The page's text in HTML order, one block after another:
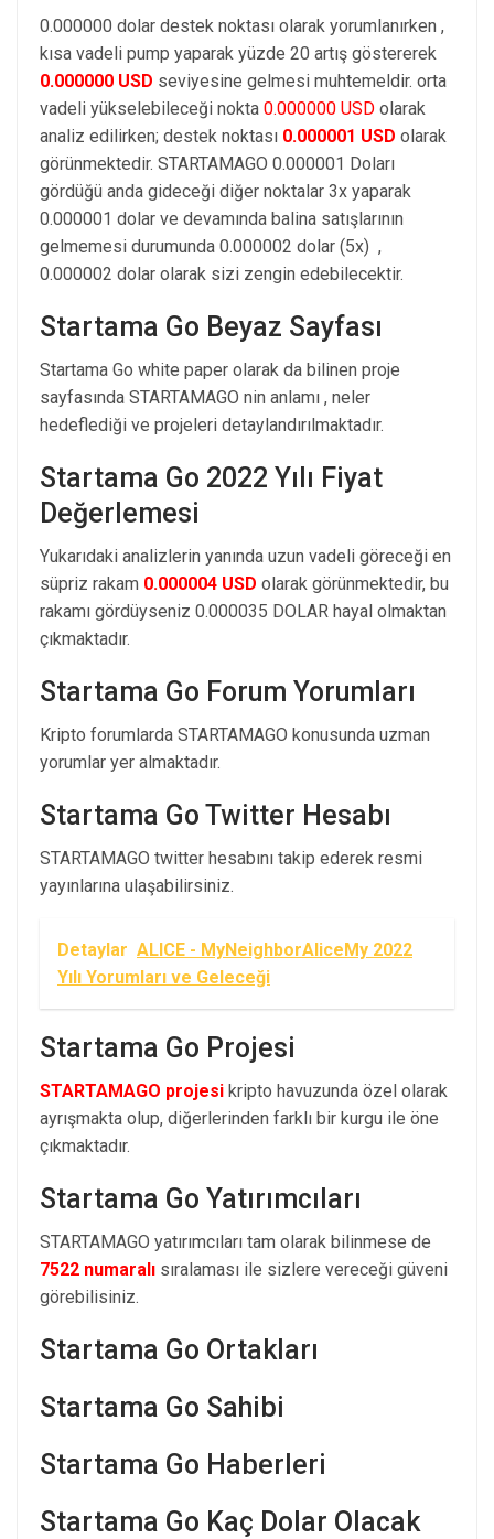
0.000000 dolar destek noktası olarak yorumlanırken ,
kısa vadeli pump yaparak yüzde 20 artış göstererek
0.000000 USD seviyesine gelmesi muhtemeldir. orta
vadeli yükselebileceği nokta 0.000000 USD olarak
analiz edilirken; destek noktası 0.000001 USD olarak
görünmektedir. STARTAMAGO 0.000001 Doları
gördüğü anda gideceği diğer noktalar 3x yaparak
0.000001 dolar ve devamında balina satışlarının
gelmemesi durumunda 0.000002 dolar (5x) ,
0.000002 dolar olarak sizi zengin edebilecektir.
Startama Go Beyaz Sayfası
Startama Go white paper olarak da bilinen proje
sayfasında STARTAMAGO nin anlamı , neler
hedeflediği ve projeleri detaylandırılmaktadır.
Startama Go 2022 Yılı Fiyat
Değerlemesi
Yukarıdaki analizlerin yanında uzun vadeli göreceği en
süpriz rakam 0.000004 USD olarak görünmektedir, bu
rakamı gördüyseniz 0.000035 DOLAR hayal olmaktan
çıkmaktadır.
Startama Go Forum Yorumları
Kripto forumlarda STARTAMAGO konusunda uzman
yorumlar yer almaktadır.
Startama Go Twitter Hesabı
STARTAMAGO twitter hesabını takip ederek resmi
yayınlarına ulaşabilirsiniz.
Detaylar ALICE - MyNeighborAliceMy 2022
Yılı Yorumları ve Geleceği
Startama Go Projesi
STARTAMAGO projesi kripto havuzunda özel olarak
ayrışmakta olup, diğerlerinden farklı bir kurgu ile öne
çıkmaktadır.
Startama Go Yatırımcıları
STARTAMAGO yatırımcıları tam olarak bilinmese de
7522 numaralı sıralaması ile sizlere vereceği güveni
görebilisiniz.
Startama Go Ortakları
Startama Go Sahibi
Startama Go Haberleri
Startama Go Kaç Dolar Olacak